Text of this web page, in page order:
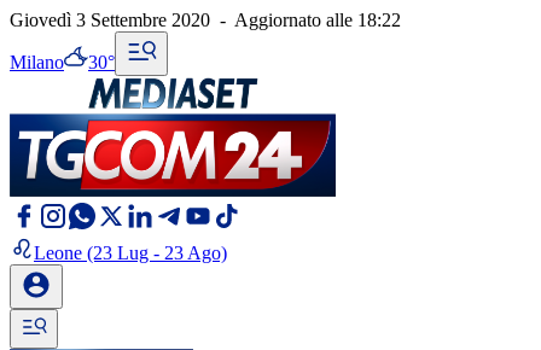
Giovedì 3 Settembre 2020 - Aggiornato alle 18:22
Milano 30°
Leone (23 Lug - 23 Ago)